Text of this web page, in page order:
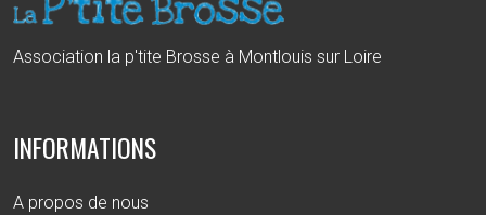
Association la p'tite Brosse à Montlouis sur Loire
INFORMATIONS
A propos de nous